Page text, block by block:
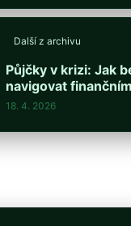
Další z archivu
Půjčky v krizi: Jak
navigovat
18. 4. 2026